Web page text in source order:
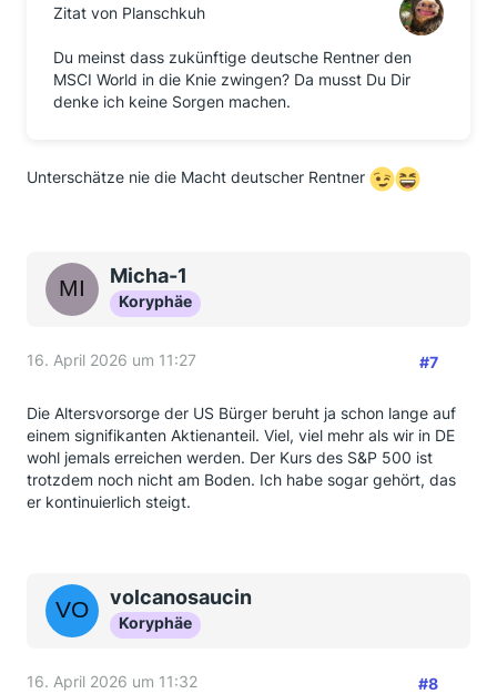
Zitat von Planschkuh
Du meinst dass zukünftige deutsche Rentner den
MSCI World in die Knie zwingen? Da musst Du Dir
denke ich keine Sorgen machen.
Unterschätze nie die Macht deutscher Rentner
Micha-1
Koryphäe
16. April 2026 um 11:27 #7
Die Altersvorsorge der US Bürger beruht ja schon lange auf
einem signifikanten Aktienanteil. Viel, viel mehr als wir in DE
wohl jemals erreichen werden. Der Kurs des S&P 500 ist
trotzdem noch nicht am Boden. Ich habe sogar gehört, das
er kontinuierlich steigt.
volcanosaucin
Koryphäe
16. April 2026 um 11:32 #8